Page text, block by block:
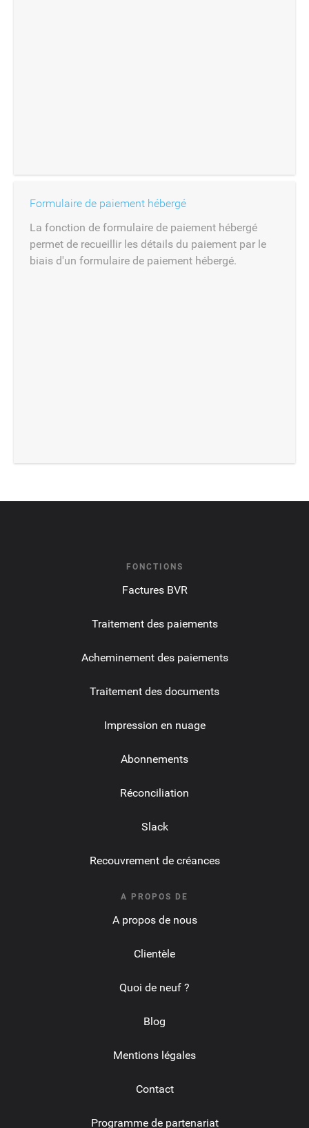
Formulaire de paiement hébergé
La fonction de formulaire de paiement hébergé
permet de recueillir les détails du paiement par le
biais d'un formulaire de paiement hébergé.
FONCTIONS
Factures BVR
Traitement des paiements
Acheminement des paiements
Traitement des documents
Impression en nuage
Abonnements
Réconciliation
Slack
Recouvrement de créances
A PROPOS DE
A propos de nous
Clientèle
Quoi de neuf ?
Blog
Mentions légales
Contact
Programme de partenariat